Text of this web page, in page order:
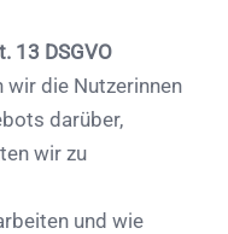
13 DSGVO
die Nutzerinnen
darüber,
wir zu
und wie